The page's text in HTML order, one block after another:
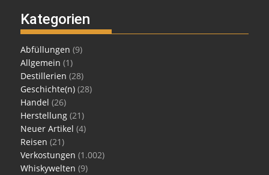
Kategorien
Abfüllungen (9)
Allgemein (1)
Destillerien (28)
Geschichte(n) (28)
Handel (26)
Herstellung (21)
Neuer Artikel (4)
Reisen (21)
Verkostungen (1.002)
Whiskywelten (9)